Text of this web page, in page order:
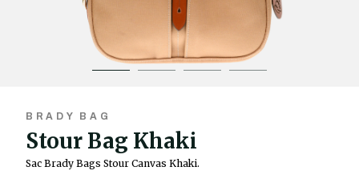
BRADY BAG
Stour Bag Khaki
Sac Brady Bags Stour Canvas Khaki.